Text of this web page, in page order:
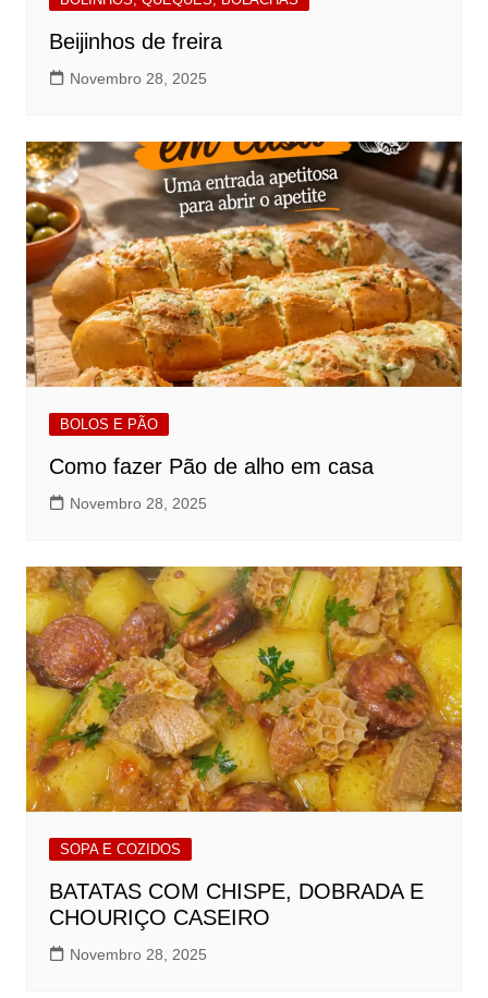
Beijinhos de freira
Novembro 28, 2025
BOLOS E PÃO
Como fazer Pão de alho em casa
Novembro 28, 2025
SOPA E COZIDOS
BATATAS COM CHISPE, DOBRADA E
CHOURIÇO CASEIRO
Novembro 28, 2025